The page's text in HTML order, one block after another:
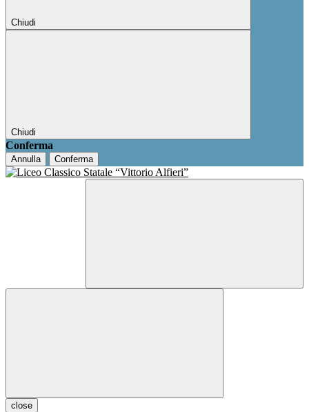
Chiudi
Chiudi
Conferma
Annulla Conferma
close